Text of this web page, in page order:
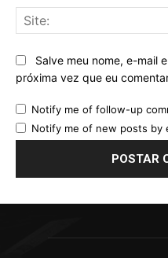
Salve meu nome, e-mail
próxima vez que eu
Notify me of follow-up
Notify me of new posts by